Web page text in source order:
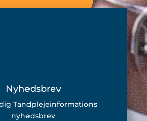
Nyhedsbrev
Tandplejeinformations
nyhedsbrev